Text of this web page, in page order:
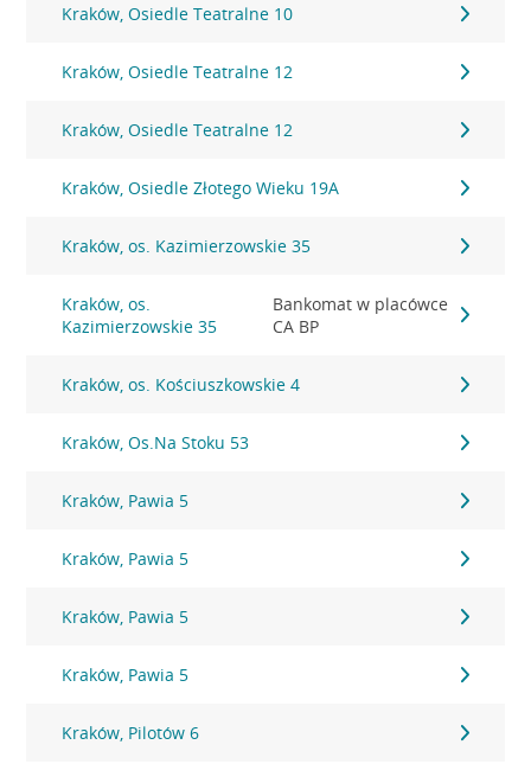
Kraków, Osiedle Teatralne 10
Kraków, Osiedle Teatralne 12
Kraków, Osiedle Teatralne 12
Kraków, Osiedle Złotego Wieku 19A
Kraków, os. Kazimierzowskie 35
Kraków, os.
Kazimierzowskie 35
Bankomat w placówce
CA BP
Kraków, os. Kościuszkowskie 4
Kraków, Os.Na Stoku 53
Kraków, Pawia 5
Kraków, Pawia 5
Kraków, Pawia 5
Kraków, Pawia 5
Kraków, Pilotów 6